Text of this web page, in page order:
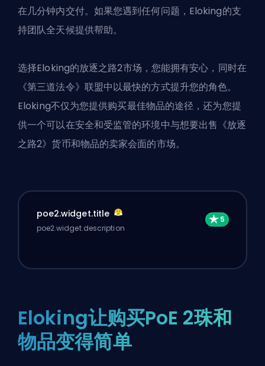
在几分钟内交付。如果您遇到任何问题，Eloking的支
持团队全天候提供帮助。
选择Eloking的放逐之路2市场，您能拥有安心，同时在
《第三道法令》联盟中以最快的方式提升您的角色。
Eloking不仅为您提供购买最佳物品的途径，还为您提
供一个可以在安全和受监管的环境中与想要出售《放逐
之路2》货币和物品的卖家会面的市场。
poe2.widget.title
poe2.widget.description
Eloking让购买PoE 2珠和
物品变得简单